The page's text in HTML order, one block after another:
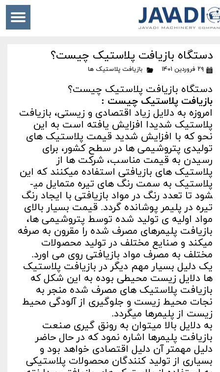
دستگاه بازیافت پلاستیک چیست؟
۲۹ فروردین ۱۴۰۱ بازیافت پلاستیک ها
دستگاه بازیافت پلاستیک چیست؟
بازیافت پلاستیک چیست :
امروزه به دلایل زیاد اقتصادی و زیستی، بازیافت
پلاستیک شدیدا افزایش یافته است به این
نحو که با افزایش شدید قیمت پلاستیک ­های
تولیدی پتروشیمی ها در سطح کشور، برای
رسیدن به قیمت مناسب، شرکت ها از
پلاستیک های بازیافتی استفاده می­کنند که این
پلاستیک به سمت رنگ ­های تیره متمایل می­
شود تا تعدد رنگ در مواد بازیافتی با ایجاد رنگ
تیره در پلیمر پوشانده گردد. قیمت بسیار بالای
مواد اولیه ی تولید شده توسط پتروشیمی ها،
بازیافت پلیمرهای مصرف شده را مقرون به صرفه
می­کند و صنایع مختلف در تولید محصولات
مختلف به مصرف مواد بازیافتی روی می­ اورد.
یک دلیل بسیار مهم دیگر در بازیافت پلاستیک
ها دلایل زیست محیطی بوده به این شکل که
بازیافت پلاستیک های مصرف شده منجر به
نجات محیط زیست و جلوگیری از آلودگی محیط
زیست از پلیمرها می­گردد.
به دلایل بالا می­توان به رونق گیری صنعت
بازیافت پلیمرها اشاره نمود که در حال حاضر
دلیل مهم­تر آن دلیل اقتصادی خواهد بود و
بسیاری از تولید کنندگان محصولات پلاستیکی